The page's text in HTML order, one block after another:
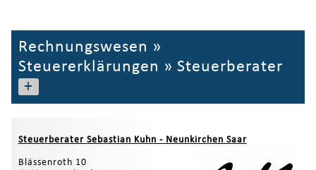
Rechnungswesen »
Steuererklärungen » Steuerberater
+
Steuerberater Sebastian Kuhn - Neunkirchen Saar
Blässenroth 10